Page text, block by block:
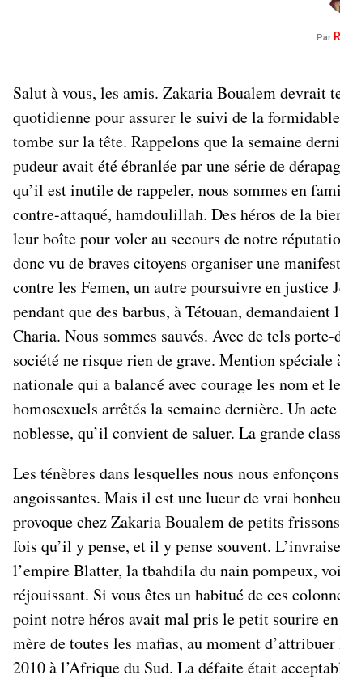
Par
Salut à vous, les amis. Zakaria Boualem devrait
quotidienne pour assurer le suivi de la
tombe sur la tête. Rappelons que la semaine
pudeur avait été ébranlée par une série de
qu’il est inutile de rappeler, nous sommes en
contre-attaqué, hamdoulillah. Des héros de la
leur boîte pour voler au secours de notre
donc vu de braves citoyens organiser une
contre les Femen, un autre poursuivre en justice
pendant que des barbus, à Tétouan,
Charia. Nous sommes sauvés. Avec de tels
société ne risque rien de grave. Mention
nationale qui a balancé avec courage les nom et
homosexuels arrêtés la semaine dernière. Un acte
noblesse, qu’il convient de saluer. La grande
Les ténèbres dans lesquelles nous nous
angoissantes. Mais il est une lueur de vrai
provoque chez Zakaria Boualem de petits
fois qu’il y pense, et il y pense souvent.
l’empire Blatter, la tbahdila du nain pompeux,
réjouissant. Si vous êtes un habitué de ces
point notre héros avait mal pris le petit sourire
mère de toutes les mafias, au moment
2010 à l’Afrique du Sud. La défaite était